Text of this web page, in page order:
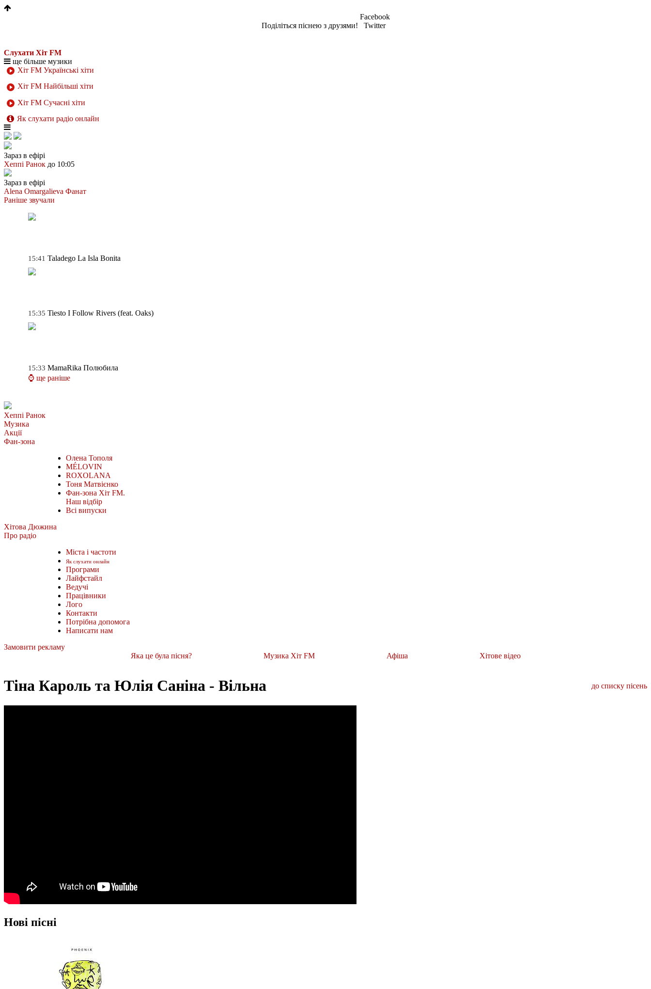
Поділіться піснею з друзями!
Facebook
Twitter
Слухати Хіт FM
ще більше музики
Хіт FM Українські хіти
Хіт FM Найбільші хіти
Хіт FM Сучасні хіти
Як слухати радіо онлайн
Зараз в ефірі
Хеппі Ранок до 10:05
Зараз в ефірі
Alena Omargalieva Фанат
Раніше звучали
15:41 Taladego La Isla Bonita
15:35 Tiesto I Follow Rivers (feat. Oaks)
15:33 MamaRika Полюбила
⌚ ще раніше
Хеппі Ранок
Музика
Акції
Фан-зона
Олена Тополя
MÉLOVIN
ROXOLANA
Тоня Матвієнко
Фан-зона Хіт FM.
Наш відбір
Всі випуски
Хітова Дюжина
Про радіо
Міста і частоти
Як слухати онлайн
Програми
Лайфстайл
Ведучі
Працівники
Лого
Контакти
Потрібна допомога
Написати нам
Замовити рекламу
Яка це була пісня?
Музика Хіт FM Афіша Хітове відео
Тіна Кароль та Юлія Саніна - Вільна до списку пісень
Нові пісні